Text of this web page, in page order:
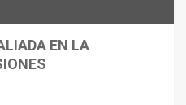
EN LA